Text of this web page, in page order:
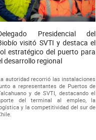
Presidencial del
visitó SVTI y destaca el
estratégico del puerto para
desarrollo regional
autoridad recorrió las instalaciones
a representantes de Puertos de
y de SVTI, destacando el
del terminal al empleo, la
y la competitividad del sur de